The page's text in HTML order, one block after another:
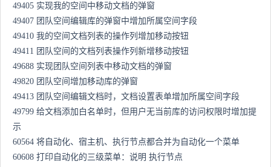
49405 实现我的空间中移动文档的弹窗
49407 团队空间编辑库的弹窗中增加所属空间字段
49410 我的空间文档列表的操作列增加移动按钮
49411 团队空间的文档列表操作列新增移动按钮
49688 实现团队空间列表中移动文档的弹窗
49820 团队空间增加移动库的弹窗
49413 团队空间编辑文档时，文档设置表单增加所属空间字段
49799 给文档添加白名单时，但用户无当前库的访问权限时增加提
示
60564 将自动化、宿主机、执行节点都合并为自动化一个菜单
60608 打印自动化的三级菜单：说明 执行节点